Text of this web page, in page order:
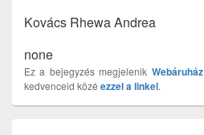
Kovács Rhewa Andrea
none
Ez a bejegyzés megjelenik Webáruház
kedvenceid közé ezzel a linkel.